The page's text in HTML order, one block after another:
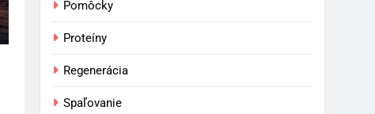
Pomôcky
Proteíny
Regenerácia
Spaľovanie